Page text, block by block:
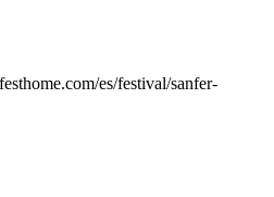
es/festival/sanfer-